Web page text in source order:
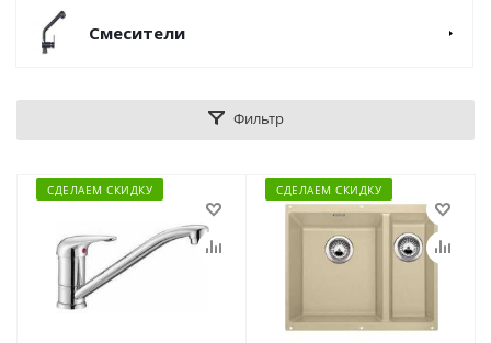
Смесители
Фильтр
СДЕЛАЕМ СКИДКУ СДЕЛАЕМ СКИДКУ